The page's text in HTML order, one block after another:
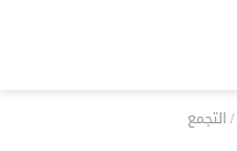
/التجمع